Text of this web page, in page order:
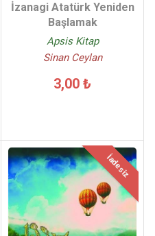
İzanagi Atatürk Yeniden
Başlamak
Apsis Kitap
Sinan Ceylan
3,00 ₺
İadesiz